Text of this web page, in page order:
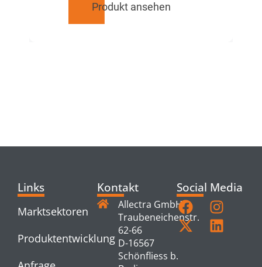
Produkt ansehen
Links
Marktsektoren
Produktentwicklung
Kontakt
Allectra GmbH
Traubeneichenstr.
62-66
D-16567
Schönfliess b.
Social Media